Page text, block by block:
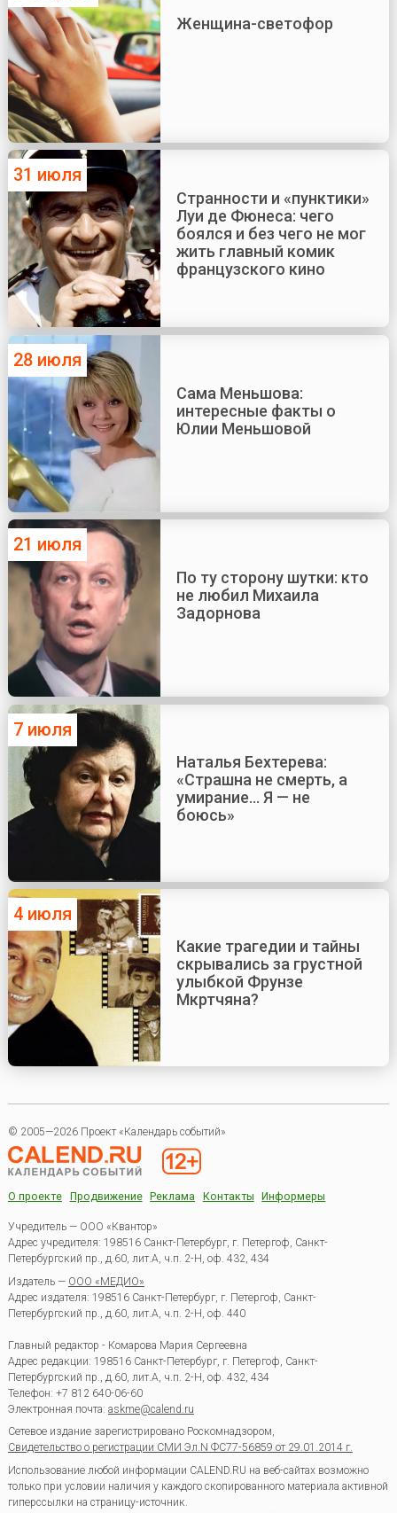
Женщина-светофор
31 июля
Странности и «пунктики»
Луи де Фюнеса: чего
боялся и без чего не мог
жить главный комик
французского кино
28 июля
Сама Меньшова:
интересные факты о
Юлии Меньшовой
21 июля
По ту сторону шутки: кто
не любил Михаила
Задорнова
7 июля
Наталья Бехтерева:
«Страшна не смерть, а
умирание... Я — не
боюсь»
4 июля
Какие трагедии и тайны
скрывались за грустной
улыбкой Фрунзе
Мкртчяна?
© 2005—2026 Проект «Календарь событий»
О проекте Продвижение Реклама Контакты Информеры
Учредитель — ООО «Квантор»
Адрес учредителя: 198516 Санкт-Петербург, г. Петергоф, Санкт-
Петербургский пр., д.60, лит.А, ч.п. 2-Н, оф. 432, 434
Издатель — ООО «МЕДИО»
Адрес издателя: 198516 Санкт-Петербург, г. Петергоф, Санкт-
Петербургский пр., д.60, лит.А, ч.п. 2-Н, оф. 440
Главный редактор - Комарова Мария Сергеевна
Адрес редакции: 198516 Санкт-Петербург, г. Петергоф Санкт-
Петербургский пр., д.60, лит.А, ч.п. 2-Н, оф. 432, 434
Телефон: +7 812 640-06-60
Электронная почта: askme@calend.ru
Сетевое издание зарегистрировано Роскомнадзором,
Свидетельство о регистрации СМИ Эл.N ФС77-56859 от 29.01.2014 г.
Использование любой информации CALEND.RU на веб-сайтах возможно
только при условии наличия у каждого скопированного материала активной
гиперссылки на страницу-источник.